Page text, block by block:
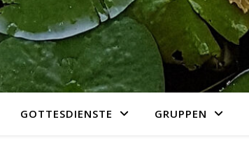
GOTTESDIENSTE GRUPPEN